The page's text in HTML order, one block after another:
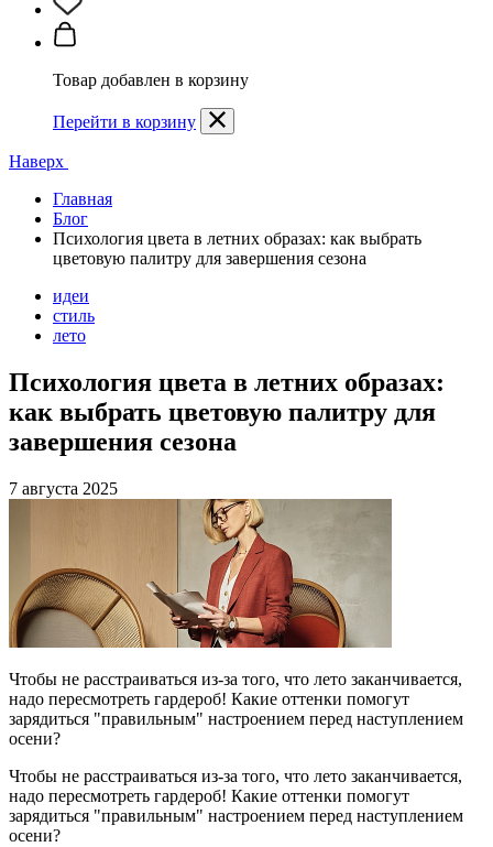
Товар добавлен в корзину
Перейти в корзину
Наверх
Главная
Блог
Психология цвета в летних образах: как выбрать
цветовую палитру для завершения сезона
идеи
стиль
лето
Психология цвета в летних образах:
как выбрать цветовую палитру для
завершения сезона
7 августа 2025
Чтобы не расстраиваться из-за того, что лето заканчивается,
надо пересмотреть гардероб! Какие оттенки помогут
зарядиться "правильным" настроением перед наступлением
осени?
Чтобы не расстраиваться из-за того, что лето заканчивается,
надо пересмотреть гардероб! Какие оттенки помогут
зарядиться "правильным" настроением перед наступлением
осени?